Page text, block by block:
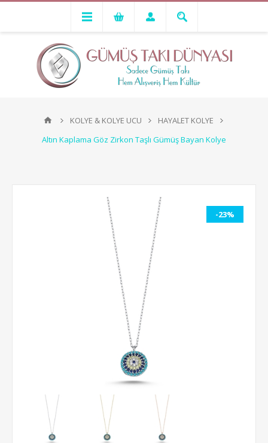
KOLYE & KOLYE UCU
HAYALET KOLYE
Altın Kaplama Göz Zirkon Taşlı Gümüş Bayan Kolye
-23%